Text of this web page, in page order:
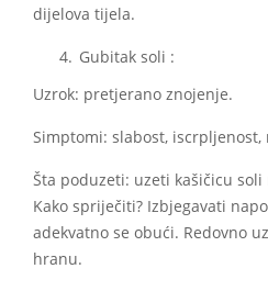
dijelova tijela.
Gubitak soli :
Uzrok: pretjerano znojenje.
Simptomi: slabost, iscrpljenost,
Šta poduzeti: uzeti kašičicu
Kako spriječiti? Izbjegavati
adekvatno se obući. Redovno
hranu.